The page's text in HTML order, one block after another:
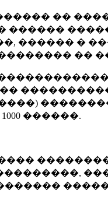
��
������ �
��
1000 ������.